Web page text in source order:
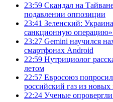
23:59 Скандал на
подавлении оппозиции
23:41 Зеленский:
санкционную
23:27 Gemini научился
смартфонах Android
22:59 Нутрициолог
летом
22:57 Евросоюз
российский газ из новых
22:24 Ученые